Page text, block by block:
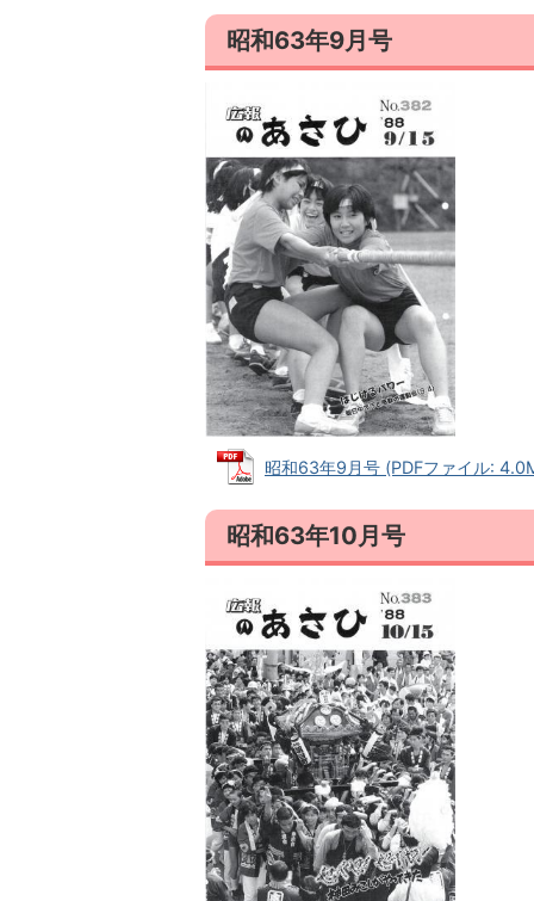
昭和63年9月号
昭和63年9月号 (PDFファイル:
昭和63年10月号